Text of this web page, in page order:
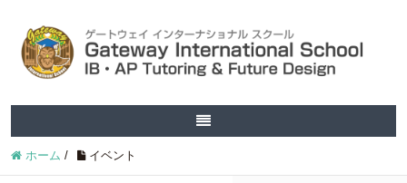
ホーム / イベント